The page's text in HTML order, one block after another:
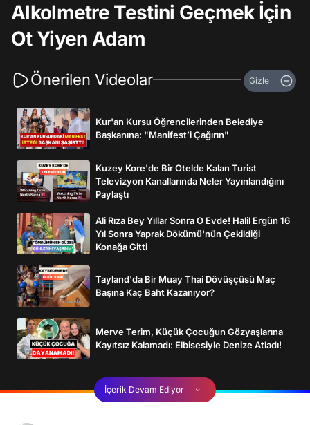
Alkolmetre Testini Geçmek İçin
Ot Yiyen Adam
Önerilen Videolar Gizle
Kur'an Kursu Öğrencilerinden Belediye
Başkanına: "Manifest’i Çağırın"
Kuzey Kore'de Bir Otelde Kalan Turist
Televizyon Kanallarında Neler Yayınlandığını
Paylaştı
Ali Rıza Bey Yıllar Sonra O Evde! Halil Ergün 16
Yıl Sonra Yaprak Dökümü'nün Çekildiği
Konağa Gitti
Tayland'da Bir Muay Thai Dövüşçüsü Maç
Başına Kaç Baht Kazanıyor?
Merve Terim, Küçük Çocuğun Gözyaşlarına
Kayıtsız Kalamadı: Elbisesiyle Denize Atladı!
İçerik Devam Ediyor